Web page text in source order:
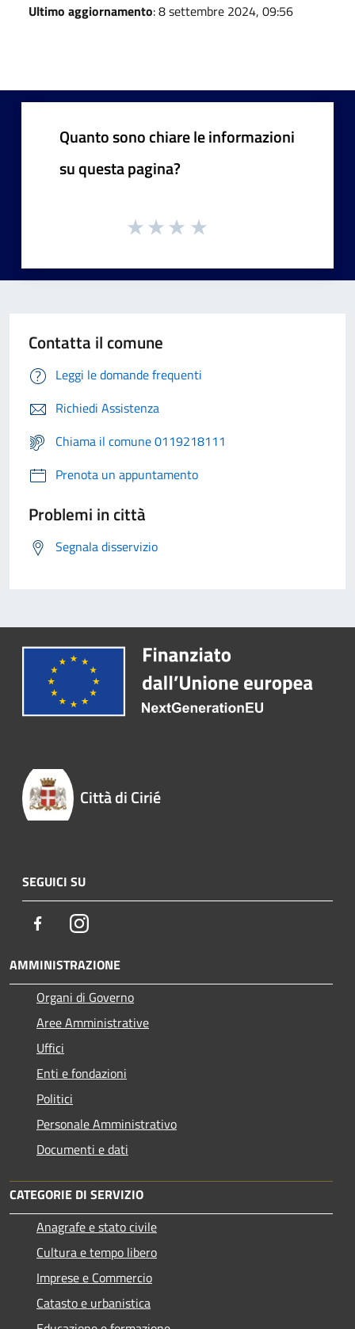
Ultimo aggiornamento: 8 settembre 2024, 09:56
Quanto sono chiare le informazioni
su questa pagina?
Contatta il comune
Leggi le domande frequenti
Richiedi Assistenza
Chiama il comune 0119218111
Prenota un appuntamento
Problemi in città
Segnala disservizio
Città di Cirié
SEGUICI SU
FacebookInstagram
AMMINISTRAZIONE
Organi di Governo
Aree Amministrative
Uffici
Enti e fondazioni
Politici
Personale Amministrativo
Documenti e dati
CATEGORIE DI SERVIZIO
Anagrafe e stato civile
Cultura e tempo libero
Imprese e Commercio
Catasto e urbanistica